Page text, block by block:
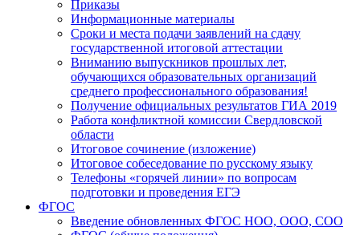
Приказы
Информационные материалы
Сроки и места подачи заявлений на сдачу
государственной итоговой аттестации
Вниманию выпускников прошлых лет,
обучающихся образовательных организаций
среднего профессионального образования!
Получение официальных результатов ГИА 2019
Работа конфликтной комиссии Свердловской
области
Итоговое сочинение (изложение)
Итоговое собеседование по русскому языку
Телефоны «горячей линии» по вопросам
подготовки и проведения ЕГЭ
ФГОС
Введение обновленных ФГОС НОО, ООО, СОО